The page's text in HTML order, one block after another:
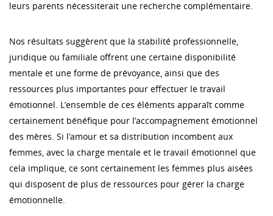
leurs parents nécessiterait une recherche complémentaire.
Nos résultats suggèrent que la stabilité professionnelle,
juridique ou familiale offrent une certaine disponibilité
mentale et une forme de prévoyance, ainsi que des
ressources plus importantes pour effectuer le travail
émotionnel. L’ensemble de ces éléments apparaît comme
certainement bénéfique pour l’accompagnement émotionnel
des mères. Si l’amour et sa distribution incombent aux
femmes, avec la charge mentale et le travail émotionnel que
cela implique, ce sont certainement les femmes plus aisées
qui disposent de plus de ressources pour gérer la charge
émotionnelle.